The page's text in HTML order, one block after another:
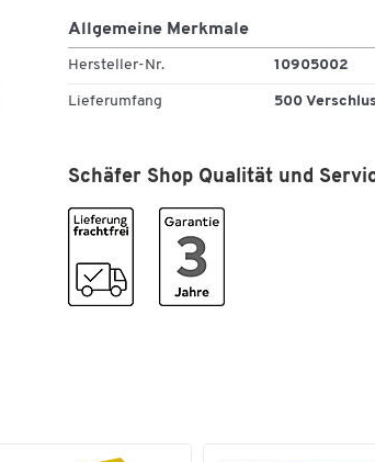
Allgemeine Merkmale
Hersteller-Nr. 10905002
Lieferumfang 500
Schäfer Shop Qualität und